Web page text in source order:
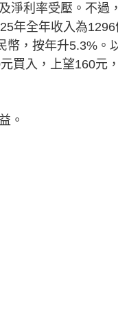
利率受壓。不過
年全年收入為
幣，按年升5.3%。
買入，上望160元
。